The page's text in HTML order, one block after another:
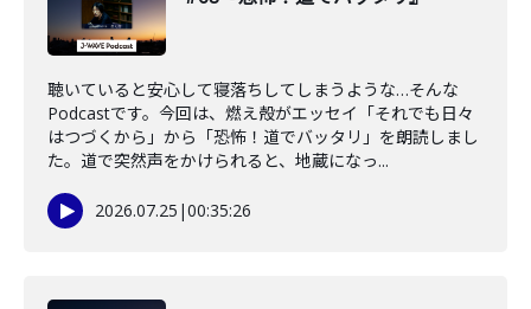
聴いていると安心して寝落ちしてしまうような…そんな
Podcastです。今回は、燃え殻がエッセイ「それでも日々
はつづくから」から「恐怖！道でバッタリ」を朗読しまし
た。道で突然声をかけられると、地蔵になっ...
2026.07.25 |00:35:26